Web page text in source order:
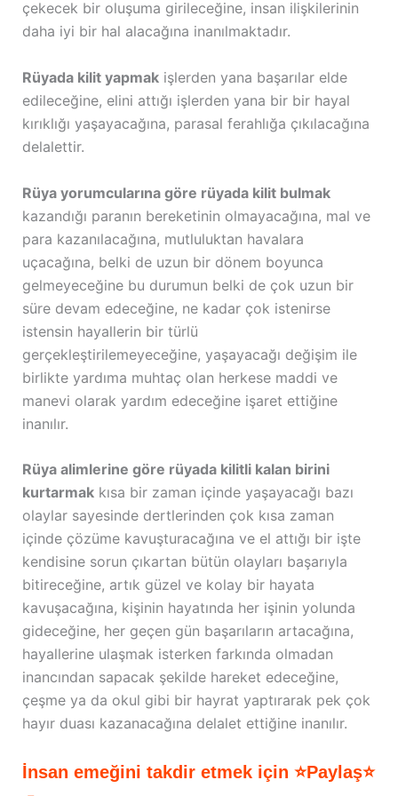
çekecek bir oluşuma girileceğine, insan ilişkilerinin
daha iyi bir hal alacağına inanılmaktadır.
Rüyada kilit yapmakişlerden yana başarılar elde
edileceğine, elini attığı işlerden yana bir bir hayal
kırıklığı yaşayacağına, parasal ferahlığa çıkılacağına
delalettir.
Rüya yorumcularına göre rüyada kilit bulmak
kazandığı paranın bereketinin olmayacağına, mal ve
para kazanılacağına, mutluluktan havalara
uçacağına, belki de uzun bir dönem boyunca
gelmeyeceğine bu durumun belki de çok uzun bir
süre devam edeceğine, ne kadar çok istenirse
istensin hayallerin bir türlü
gerçekleştirilemeyeceğine, yaşayacağı değişim ile
birlikte yardıma muhtaç olan herkese maddi ve
manevi olarak yardım edeceğine işaret ettiğine
inanılır.
Rüya alimlerine göre rüyada kilitli kalan birini
kurtarmakkısa bir zaman içinde yaşayacağı bazı
olaylar sayesinde dertlerinden çok kısa zaman
içinde çözüme kavuşturacağına ve el attığı bir işte
kendisine sorun çıkartan bütün olayları başarıyla
bitireceğine, artık güzel ve kolay bir hayata
kavuşacağına, kişinin hayatında her işinin yolunda
gideceğine, her geçen gün başarıların artacağına,
hayallerine ulaşmak isterken farkında olmadan
inancından sapacak şekilde hareket edeceğine,
çeşme ya da okul gibi bir hayrat yaptırarak pek çok
hayır duası kazanacağına delalet ettiğine inanılır.
İnsan emeğini takdir etmek için ⭐Paylaş⭐